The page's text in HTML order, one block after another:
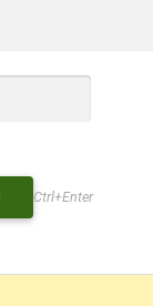
Ctrl+Enter